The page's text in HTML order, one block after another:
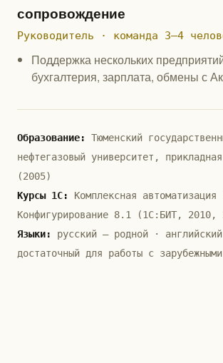
сопровождение
Руководитель · команда 3–4
Поддержка нескольких
бухгалтерия, зарплата, обмены с
Образование:
Тюменский
нефтегазовый университет,
(2005)
Курсы 1С:
Комплексная
Конфигурирование 8.1 (1С:БИТ, 2010,
Языки:
русский — родной ·
достаточный для работы с